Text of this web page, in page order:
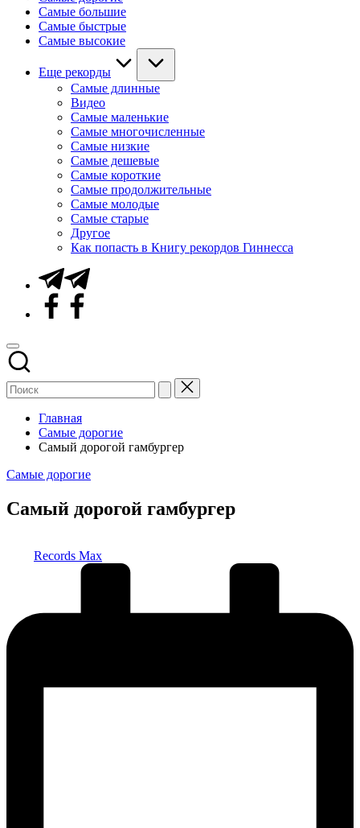
Самые большие
Самые быстрые
Самые высокие
Еще рекорды
Самые длинные
Видео
Самые маленькие
Самые многочисленные
Самые низкие
Самые дешевые
Самые короткие
Самые продолжительные
Самые молодые
Самые старые
Другое
Как попасть в Книгу рекордов Гиннесса
Telegram
Facebook
Главная
Самые дорогие
Самый дорогой гамбургер
Опубликовано
Самые дорогие
Самый дорогой гамбургер
Records Max